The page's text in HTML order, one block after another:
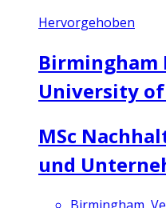
Hervorgehoben
Birmingham
University
MSc
und